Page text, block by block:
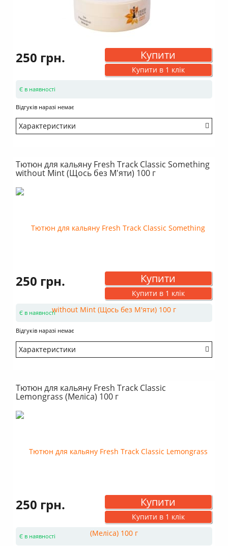
250 грн. Купити
Купити в 1 клік
Є в наявності
Відгуків наразі немає
Характеристики
Аромат: Крижаний
Аромат: Солодкий
Аромат: Фруктовий
Аромат: Свіжий
Тютюн для кальяну Fresh Track Classic Something
without Mint (Щось без М'яти) 100 г
250 грн. Купити
Купити в 1 клік
Є в наявності
Відгуків наразі немає
Характеристики
Аромат: Солодкий
Аромат: Трав'яний
Аромат: Кислий
Димність: Вищє середнього
Тютюн для кальяну Fresh Track Classic
Lemongrass (Меліса) 100 г
250 грн. Купити
Купити в 1 клік
Є в наявності